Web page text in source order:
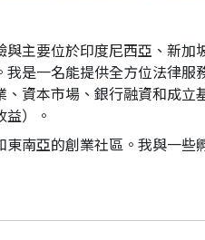
與主要位於印度尼西亞、新
我是一名能提供全方位法律
、資本市場、銀行融資和成
）。
東南亞的創業社區。我與一